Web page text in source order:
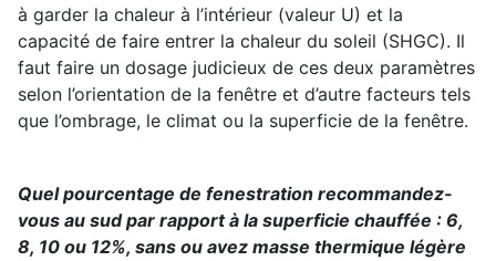
à garder la chaleur à l’intérieur (valeur U) et la
capacité de faire entrer la chaleur du soleil (SHGC). Il
faut faire un dosage judicieux de ces deux paramètres
selon l’orientation de la fenêtre et d’autre facteurs tels
que l’ombrage, le climat ou la superficie de la fenêtre.
Quel pourcentage de fenestration recommandez-
vous au sud par rapport à la superficie chauffée : 6,
8, 10 ou 12%, sans ou avez masse thermique légère